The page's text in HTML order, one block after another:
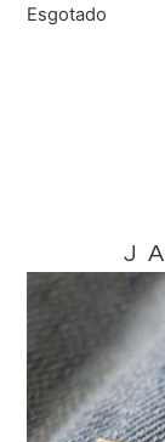
Esgotado